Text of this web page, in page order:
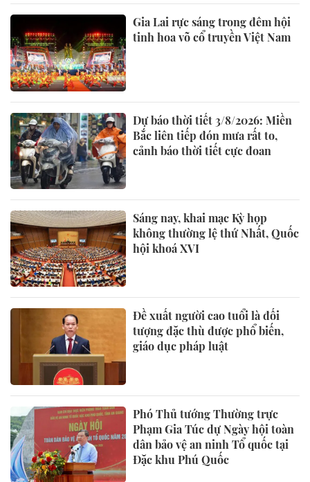
Gia Lai rực sáng trong đêm hội
tinh hoa võ cổ truyền Việt Nam
Dự báo thời tiết 3/8/2026: Miền
Bắc liên tiếp đón mưa rất to,
cảnh báo thời tiết cực đoan
Sáng nay, khai mạc Kỳ họp
không thường lệ thứ Nhất, Quốc
hội khoá XVI
Đề xuất người cao tuổi là đối
tượng đặc thù được phổ biến,
giáo dục pháp luật
Phó Thủ tướng Thường trực
Phạm Gia Túc dự Ngày hội toàn
dân bảo vệ an ninh Tổ quốc tại
Đặc khu Phú Quốc